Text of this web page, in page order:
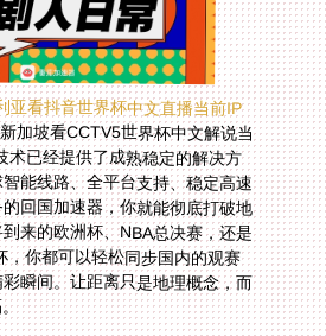
亚看抖音世界杯中文直播当前IP
加坡看CCTV5世界杯中文解说当
，技术已经提供了成熟稳定的解决方
球智能线路、全平台支持、稳定高速
务的回国加速器，你就能彻底打破地
将到来的欧洲杯、NBA总决赛，还是
界杯，你都可以轻松同步国内的观赛
精彩瞬间。让距离只是地理概念，而